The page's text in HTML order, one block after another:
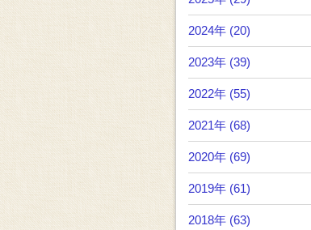
2024年 (20)
2023年 (39)
2022年 (55)
2021年 (68)
2020年 (69)
2019年 (61)
2018年 (63)